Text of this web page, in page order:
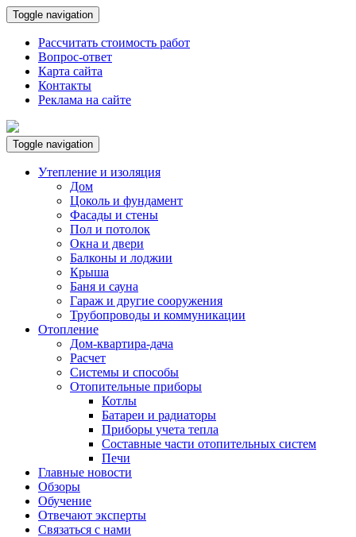
Toggle navigation
Рассчитать стоимость работ
Вопрос-ответ
Карта сайта
Контакты
Реклама на сайте
Toggle navigation
Утепление и изоляция
Дом
Цоколь и фундамент
Фасады и стены
Пол и потолок
Окна и двери
Балконы и лоджии
Крыша
Баня и сауна
Гараж и другие сооружения
Трубопроводы и коммуникации
Отопление
Дом-квартира-дача
Расчет
Системы и способы
Отопительные приборы
Котлы
Батареи и радиаторы
Приборы учета тепла
Составные части отопительных систем
Печи
Главные новости
Обзоры
Обучение
Отвечают эксперты
Связаться с нами